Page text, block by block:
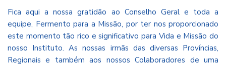
Fica aqui a nossa gratidão ao Conselho Geral e toda a
equipe, Fermento para a Missão, por ter nos proporcionado
este momento tão rico e significativo para Vida e Missão do
nosso Instituto. As nossas irmãs das diversas Províncias,
Regionais e também aos nossos Colaboradores de uma